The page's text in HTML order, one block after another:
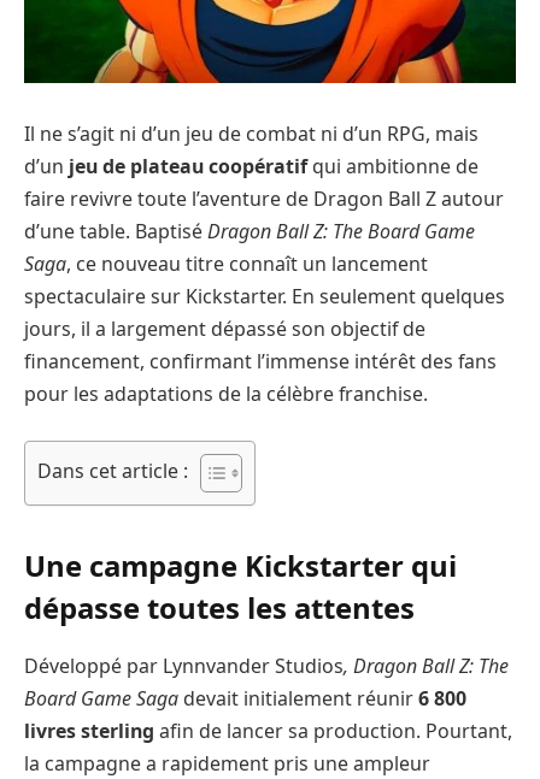
Il ne s’agit ni d’un jeu de combat ni d’un RPG, mais
d’un jeu de plateau coopératifqui ambitionne de
faire revivre toute l’aventure de Dragon Ball Z autour
d’une table. BaptiséDragon Ball Z: The Board Game
Saga, ce nouveau titre connaît un lancement
spectaculaire sur Kickstarter. En seulement quelques
jours, il a largement dépassé son objectif de
financement, confirmant l’immense intérêt des fans
pour les adaptations de la célèbre franchise.
Dans cet article :
Une campagne Kickstarter qui
dépasse toutes les attentes
Développé par Lynnvander Studios, Dragon Ball Z: The
Board Game Saga devait initialement réunir6 800
livres sterling afin de lancer sa production. Pourtant,
la campagne a rapidement pris une ampleur